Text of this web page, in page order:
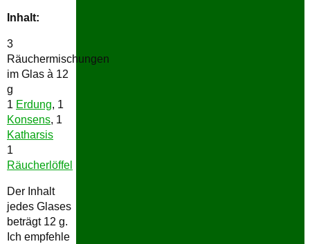
Inhalt:
3
Räuchermischungen
im Glas à 12
g
1 Erdung, 1
Konsens, 1
Katharsis
1
Räucherlöffel
Der Inhalt
jedes Glases
beträgt 12 g.
Ich empfehle